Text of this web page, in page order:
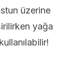
üzerine
yağa